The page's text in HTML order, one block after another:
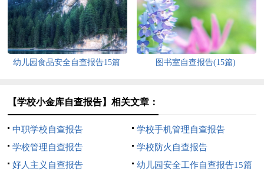
幼儿园食品安全自查报告15篇 图书室自查报告(15篇)
【学校小金库自查报告】相关文章：
中职学校自查报告
学校手机管理自查报告
学校管理自查报告
学校防火自查报告
好人主义自查报告
幼儿园安全工作自查报告15篇